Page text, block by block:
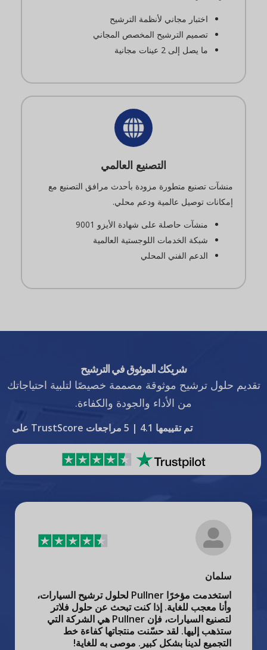
اختبار مجاني لأنظمة الترشيح
تصميم الترشيح المخصص المجاني
ما يصل إلى 2 عينات مجانية
التصنيع العالمي
منشآت تصنيع متطورة مزودة بأحدث مرافق التصنيع مع
إمكانات توصيل عالمية ودعم محلي.
منشآت حاصلة على شهادة الأيزو 9001
شبكة الخدمات اللوجستية العالمية
الدعم الفني المحلي
شريكك الموثوق في الترشيح
تقديم حلول ترشيح موثوقة مصممة خصيصًا لتلبية احتياجاتك
من الأداء والجودة والكفاءة.
تم تقييمها 4.1 | 5 مراجعات TrustScore على
سلمان
استخدمت مؤخرًا Pullner لحلول ترشيح السيارات،
وأنا معجب للغاية. إذا كنت تبحث عن حلول فلاتر
لتصنيع السيارات، فإن Pullner هي الشركة التي
ستذهب إليها. لقد حسّنت منتجاتها كفاءة خط
التجميع لدينا بشكل كبير. موصى به للغاية!